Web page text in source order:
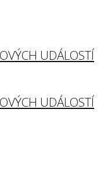
UDÁLOSTÍ
UDÁLOSTÍ